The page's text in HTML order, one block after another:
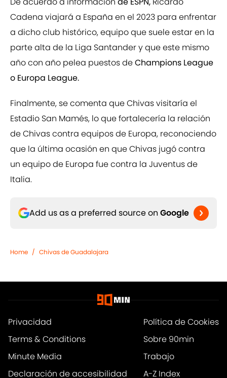
Cadena viajará a España en el 2023 para enfrentar
a dicho club histórico, equipo que suele estar en la
parte alta de la Liga Santander y que este mismo
año con año pelea puestos deChampions League
o Europa League.
Finalmente, se comenta que Chivas visitaría el
Estadio San Mamés, lo que fortalecería la relación
de Chivas contra equipos de Europa, reconociendo
que la última ocasión en que Chivas jugó contra
un equipo de Europa fue contra la Juventus de
Italia.
Add us as a preferred source on Google
Home / Chivas de Guadalajara
Privacidad
Política de Cookies
Terms & Conditions
Sobre 90min
Minute Media
Trabajo
Declaración de accesibilidad
A-Z Index